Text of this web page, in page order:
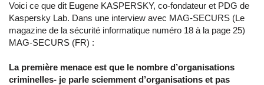
Voici ce que dit Eugene KASPERSKY, co-fondateur et PDG de
Kaspersky Lab. Dans une interview avec MAG-SECURS (Le
magazine de la sécurité informatique numéro 18 à la page 25)
MAG-SECURS (FR) :
La première menace est que le nombre d’organisations
criminelles- je parle sciemment d’organisations et pas